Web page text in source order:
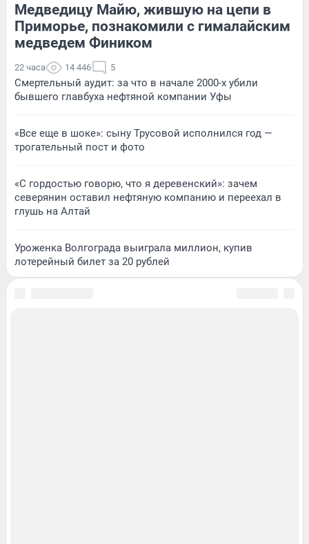
Медведицу Майю, жившую на цепи в
Приморье, познакомили с гималайским
медведем Фиником
22 часа 14 446 5
Смертельный аудит: за что в начале 2000-х убили
бывшего главбуха нефтяной компании Уфы
«Все еще в шоке»: сыну Трусовой исполнился год —
трогательный пост и фото
«С гордостью говорю, что я деревенский»: зачем
северянин оставил нефтяную компанию и переехал в
глушь на Алтай
Уроженка Волгограда выиграла миллион, купив
лотерейный билет за 20 рублей